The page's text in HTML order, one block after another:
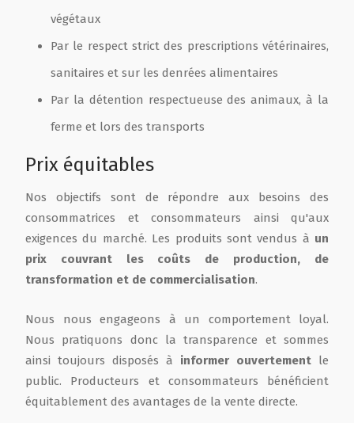
végétaux
Par le respect strict des prescriptions vétérinaires,
sanitaires et sur les denrées alimentaires
Par la détention respectueuse des animaux, à la
ferme et lors des transports
Prix équitables
Nos objectifs sont de répondre aux besoins des
consommatrices et consommateurs ainsi qu'aux
exigences du marché. Les produits sont vendus à un
prix couvrant les coûts de production, de
transformation et de commercialisation.
Nous nous engageons à un comportement loyal.
Nous pratiquons donc la transparence et sommes
ainsi toujours disposés à informer ouvertement le
public. Producteurs et consommateurs bénéficient
équitablement des avantages de la vente directe.